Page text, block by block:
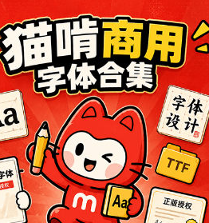
昵称 (必填)
邮箱 (必填)